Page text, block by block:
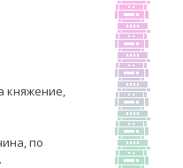
княжение,
по